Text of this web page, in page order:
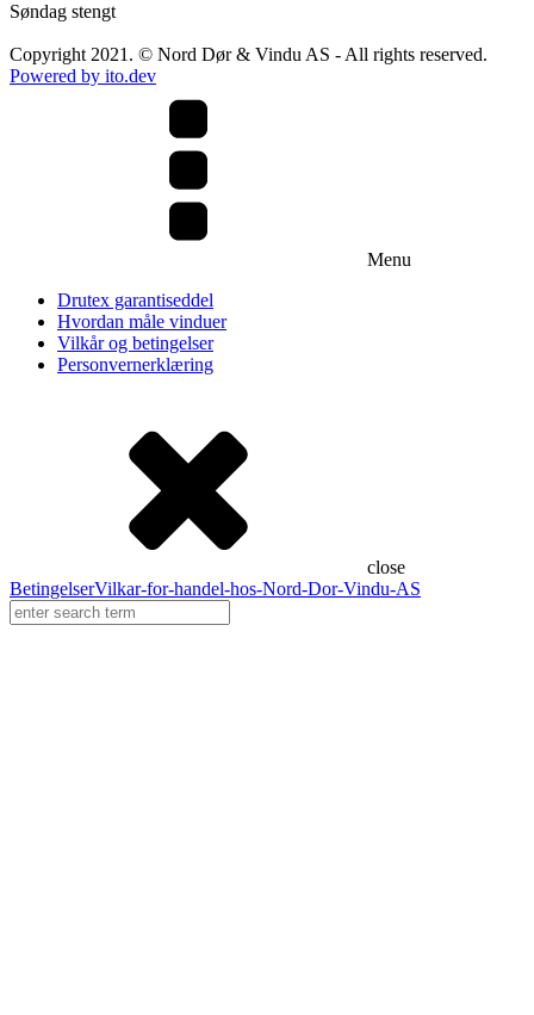
Søndag stengt
Copyright 2021. © Nord Dør & Vindu AS - All rights reserved.
Powered by ito.dev
Menu
Drutex garantiseddel
Hvordan måle vinduer
Vilkår og betingelser
Personvernerklæring
close
BetingelserVilkar-for-handel-hos-Nord-Dor-Vindu-AS
Skyvedører
Skyvedører i aluminium
PVC Skyvedører
TRE Skyvedører
Foldedører
Aluminium foldedører
Kontorvegge
Innglassing
Zip Screen
Inspirasjon
Partnere
Frekhaug Vinduet
Diplomat